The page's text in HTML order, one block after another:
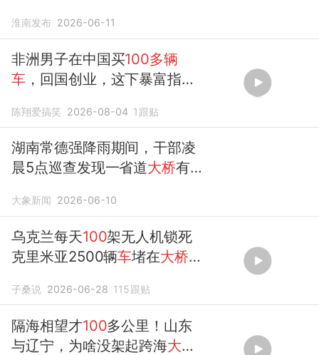
淮南发布 2026-06-11
非洲男子在中国买100多辆
车 ，回国创业，这下暴富指日
陈翔爱搞笑 2026-08-04 1 跟贴
湖南常德强降雨期间，干部凌
晨5点巡查发现一省道大桥有
点桥面 塌陷 160平方米，无人
员伤亡
大象新闻 2026-06-10
乌克兰每天100架无人机锁死
克里米亚2500辆车堵在大桥逃
子桑说 2026-06-28 115跟贴
隔海相望才100多公里！山东
与辽宁，为啥没架起跨海大